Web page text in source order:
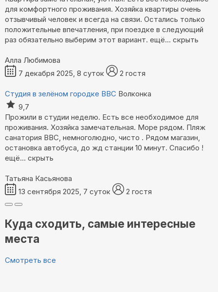
для комфортного проживания. Хозяйка квартиры очень
отзывчивый человек и всегда на связи. Остались только
положительные впечатления, при поездке в следующий
раз обязательно выберим этот вариант. ещё... скрыть
Алла Любимова
7 декабря 2025, 8 суток
2 гостя
Студия в зелёном городке ВВС Волконка
9,7
Прожили в студии неделю. Есть все необходимое для
проживания. Хозяйка замечательная. Море рядом. Пляж
санатория ВВС, немноголюдно, чисто . Рядом магазин,
остановка автобуса, до жд станции 10 минут. Спасибо !
ещё... скрыть
Татьяна Касьянова
13 сентября 2025, 7 суток
2 гостя
Куда сходить, самые интересные
места
Смотреть все